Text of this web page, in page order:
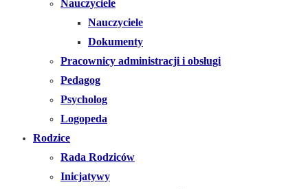
Nauczyciele
Nauczyciele
Dokumenty
Pracownicy administracji i obsługi
Pedagog
Psycholog
Logopeda
Rodzice
Rada Rodziców
Inicjatywy